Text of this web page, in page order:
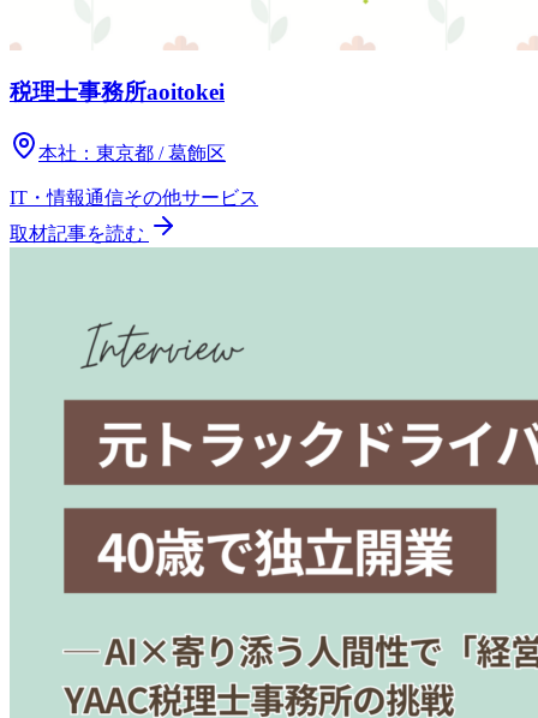
税理士事務所aoitokei
本社： 東京都 / 葛飾区
IT・情報通信その他サービス
取材記事を読む